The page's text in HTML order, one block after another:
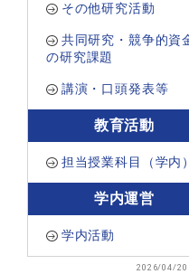
その他研究活動
共同研究・競争的資
の研究課題
講演・口頭発表等
教育活動
担当授業科目（学内）
学内運営
学内活動
2026/04/20